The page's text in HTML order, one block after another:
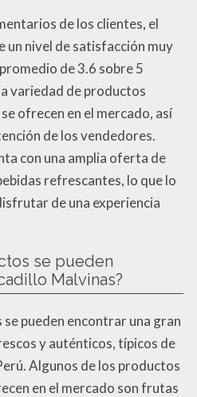
de los clientes, el
un nivel de satisfacción muy
de 3.6 sobre 5
variedad de productos
ofrecen en el mercado, así
de los vendedores.
con una amplia oferta de
refrescantes, lo que lo
de una experiencia
se pueden
Malvinas?
pueden encontrar una gran
y auténticos, típicos de
Algunos de los productos
en el mercado son frutas